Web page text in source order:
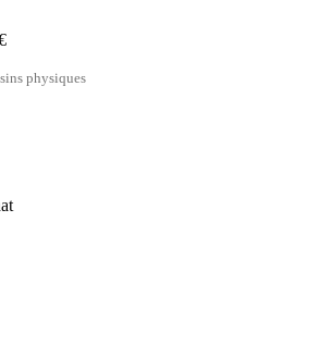
physiques